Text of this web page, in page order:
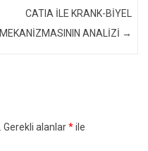
CATIA İLE KRANK-BİYEL
MEKANİZMASININ ANALİZİ →
Gerekli alanlar*ile